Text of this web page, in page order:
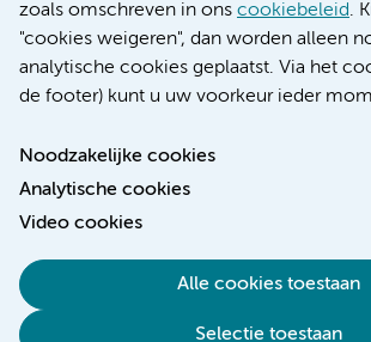
zoals omschreven in ons cookiebeleid.
"cookies weigeren", dan worden alleen
analytische cookies geplaatst. Via het
de footer) kunt u uw voorkeur ieder
Noodzakelijke cookies
Analytische cookies
Video cookies
Alle cookies toestaan
Selectie toestaan
Verwijzen & diagnostiek
Toegankelijkheidsverklaring
Cookieverklaring